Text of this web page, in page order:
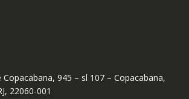
Copacabana, 945 – sl 107 – Copacabana,
22060-001